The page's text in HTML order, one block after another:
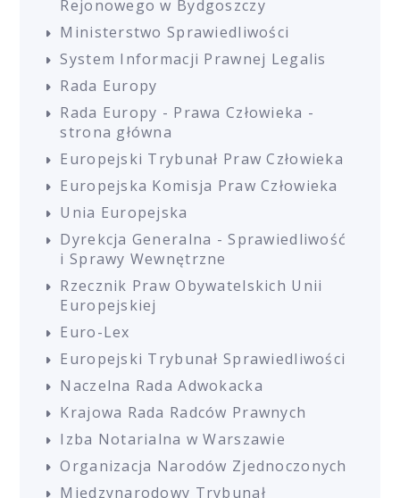
Rejonowego w Bydgoszczy
Ministerstwo Sprawiedliwości
System Informacji Prawnej Legalis
Rada Europy
Rada Europy - Prawa Człowieka -
strona główna
Europejski Trybunał Praw Człowieka
Europejska Komisja Praw Człowieka
Unia Europejska
Dyrekcja Generalna - Sprawiedliwość
i Sprawy Wewnętrzne
Rzecznik Praw Obywatelskich Unii
Europejskiej
Euro-Lex
Europejski Trybunał Sprawiedliwości
Naczelna Rada Adwokacka
Krajowa Rada Radców Prawnych
Izba Notarialna w Warszawie
Organizacja Narodów Zjednoczonych
Międzynarodowy Trybunał